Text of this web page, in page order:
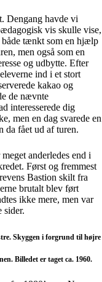
Dengang havde vi
vis skulle vise,
tænkt som en hjælp
men også som en
og udbytte. Efter
ind i et stort
kakao og
de nævnte
interesserede dig
men en dag svarede en
da fået ud af turen.
anderledes end i
Først og fremmest
Bastion skilt fra
brutalt blev ført
ikke mere, men var
sider.
Skyggen i forgrund til højre
Billedet er taget ca. 1960.